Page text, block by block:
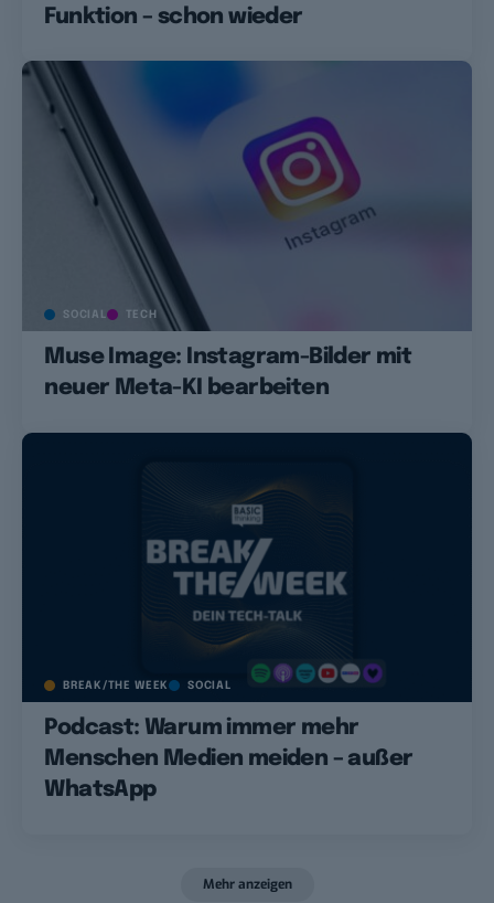
Funktion – schon wieder
SOCIAL TECH
Muse Image: Instagram-Bilder mit
neuer Meta-KI bearbeiten
BREAK/THE WEEK SOCIAL
Podcast: Warum immer mehr
Menschen Medien meiden – außer
WhatsApp
Mehr anzeigen